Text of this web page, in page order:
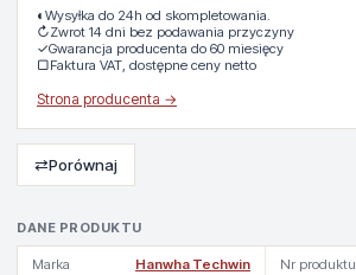
DANE PRODUKTU
Marka Hanwha Techwin Nr produktu
◐ Wysyłka do 24h od skompletowania.
↻Zwrot 14 dni bez podawania przyczyny
✓Gwarancja producenta do 60 miesięcy
▢Faktura VAT, dostępne ceny netto
Strona producenta →
⇄Porównaj